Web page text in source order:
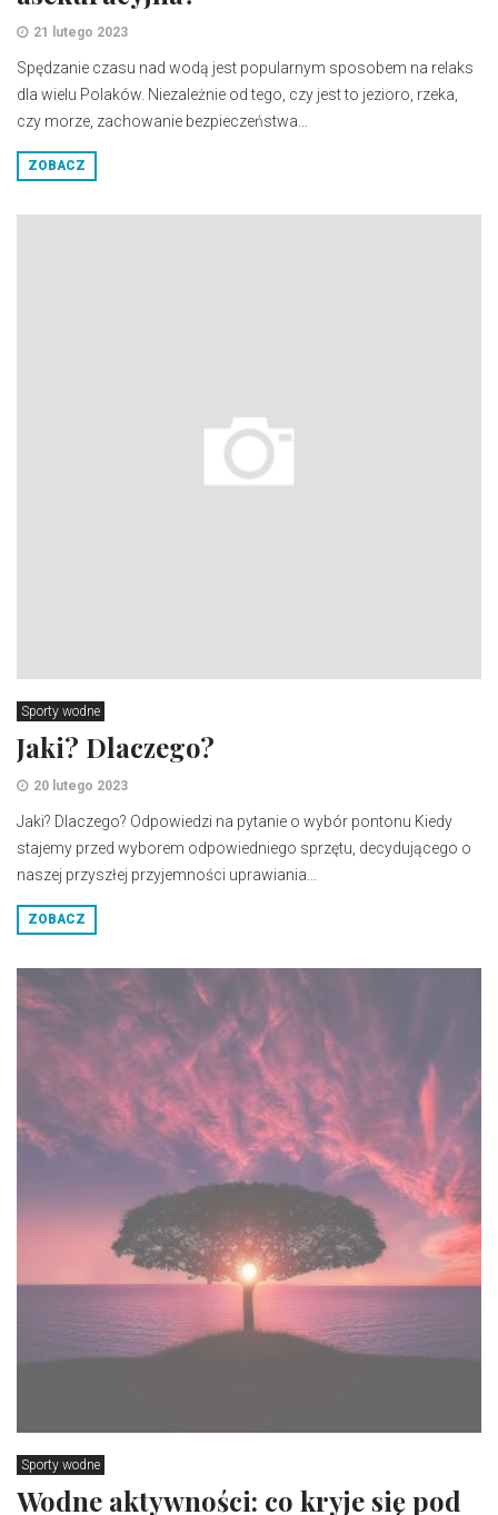
21 lutego 2023
Spędzanie czasu nad wodą jest popularnym sposobem na relaks
dla wielu Polaków. Niezależnie od tego, czy jest to jezioro, rzeka,
czy morze, zachowanie bezpieczeństwa...
ZOBACZ
Sporty wodne
Jaki? Dlaczego?
20 lutego 2023
Jaki? Dlaczego? Odpowiedzi na pytanie o wybór pontonu Kiedy
stajemy przed wyborem odpowiedniego sprzętu, decydującego o
naszej przyszłej przyjemności uprawiania...
ZOBACZ
Sporty wodne
Wodne aktywności: co kryje się pod